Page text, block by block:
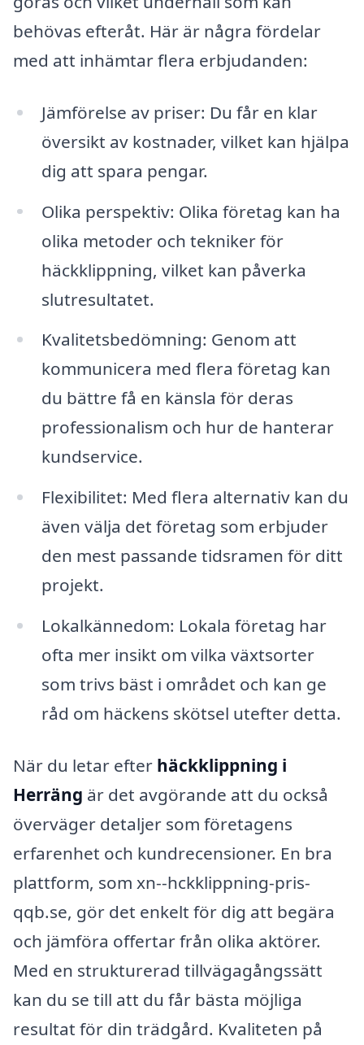
behövas efteråt. Här är några fördelar
med att inhämtar flera erbjudanden:
Jämförelse av priser: Du får en klar
översikt av kostnader, vilket kan hjälpa
dig att spara pengar.
Olika perspektiv: Olika företag kan ha
olika metoder och tekniker för
häckklippning, vilket kan påverka
slutresultatet.
Kvalitetsbedömning: Genom att
kommunicera med flera företag kan
du bättre få en känsla för deras
professionalism och hur de hanterar
kundservice.
Flexibilitet: Med flera alternativ kan du
även välja det företag som erbjuder
den mest passande tidsramen för ditt
projekt.
Lokalkännedom: Lokala företag har
ofta mer insikt om vilka växtsorter
som trivs bäst i området och kan ge
råd om häckens skötsel utefter detta.
När du letar efter häckklippning i
Herräng är det avgörande att du också
överväger detaljer som företagens
erfarenhet och kundrecensioner. En bra
plattform, som xn--hckklippning-pris-
qqb.se, gör det enkelt för dig att begära
och jämföra offertar från olika aktörer.
Med en strukturerad tillvägagångssätt
kan du se till att du får bästa möjliga
resultat för din trädgård. Kvaliteten på